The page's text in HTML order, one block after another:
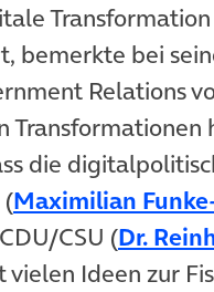
bemerkte bei
Relations
die
Maximilian
in neuem
CSU (Dr.
in neuem Tab)
vielen Ideen zur